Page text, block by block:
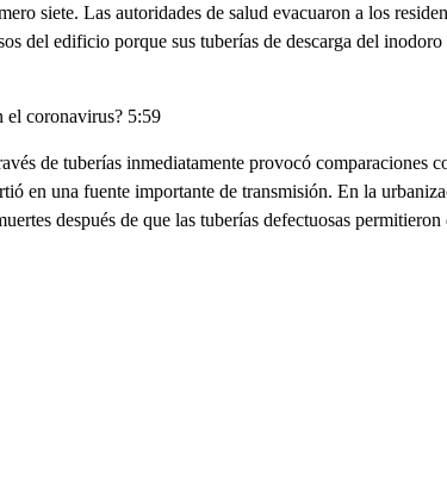
siete. Las autoridades de salud evacuaron a los
del edificio porque sus tuberías de descarga del inodoro
el coronavirus? 5:59
de tuberías inmediatamente provocó comparaciones
en una fuente importante de transmisión. En la
después de que las tuberías defectuosas